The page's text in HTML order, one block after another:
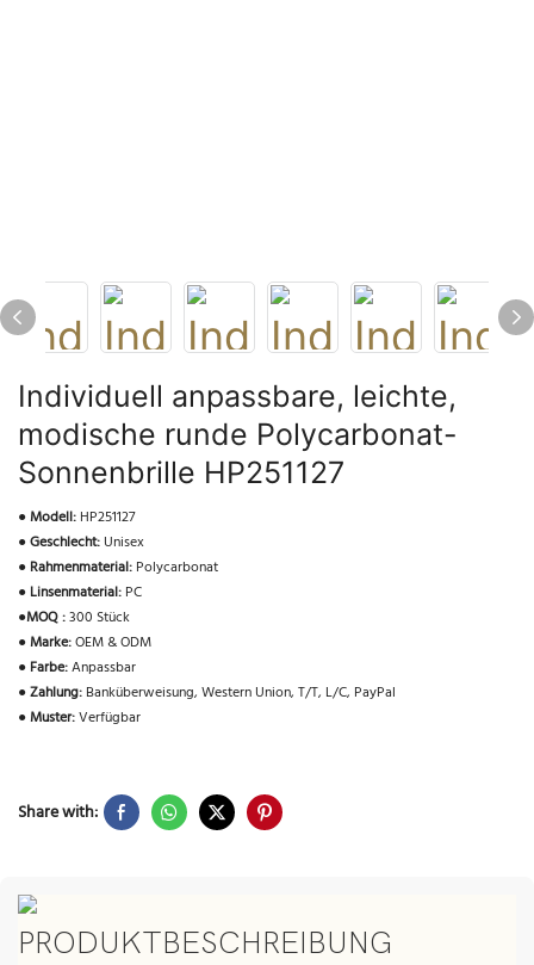
Individuell anpassbare, leichte,
modische runde Polycarbonat-
Sonnenbrille HP251127
●Modell: HP251127
●Geschlecht: Unisex
● Rahmenmaterial: Polycarbonat
● Linsenmaterial: PC
●MOQ :300 Stück
●Marke:OEM & ODM
● Farbe:Anpassbar
●Zahlung: Banküberweisung, Western Union, T/T, L/C, PayPal
●Muster:Verfügbar
Share with:
PRODUKTBESCHREIBUNG